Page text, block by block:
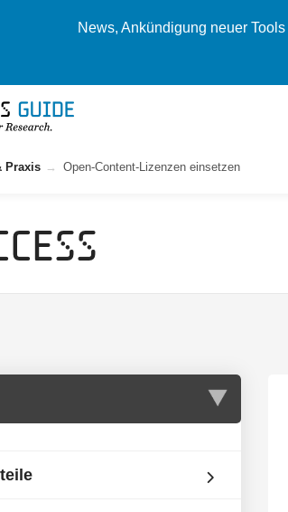
News, Ankündigung neuer
Praxis Open-Content-Lizenzen einsetzen